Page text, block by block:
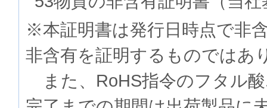
※本証明書は発行日時点で非
非含有を証明するものでは
また、RoHS指令のフタル